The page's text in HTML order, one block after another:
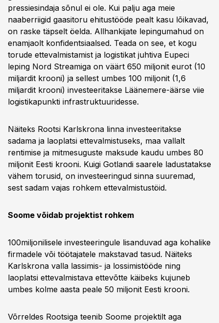
pressiesindaja sõnul ei ole. Kui palju aga meie
naaberriigid gaasitoru ehitustööde pealt kasu lõikavad,
on raske täpselt öelda. Allhankijate lepingumahud on
enamjaolt konfidentsiaalsed. Teada on see, et kogu
torude ettevalmistamist ja logistikat juhtiva Eupeci
leping Nord Streamiga on väärt 650 miljonit eurot (10
miljardit krooni) ja sellest umbes 100 miljonit (1,6
miljardit krooni) investeeritakse Läänemere-äärse viie
logistikapunkti infrastruktuuridesse.
Näiteks Rootsi Karlskrona linna investeeritakse
sadama ja laoplatsi ettevalmistuseks, maa vallalt
rentimise ja mitmesuguste maksude kaudu umbes 80
miljonit Eesti krooni. Kuigi Gotlandi saarele ladustatakse
vähem torusid, on investeeringud sinna suuremad,
sest sadam vajas rohkem ettevalmistustöid.
Soome võidab projektist rohkem
100miljonilisele investeeringule lisanduvad aga kohalike
firmadele või töötajatele makstavad tasud. Näiteks
Karlskrona valla lassimis- ja lossimistööde ning
laoplatsi ettevalmistava ettevõtte käibeks kujuneb
umbes kolme aasta peale 50 miljonit Eesti krooni.
Võrreldes Rootsiga teenib Soome projektilt aga